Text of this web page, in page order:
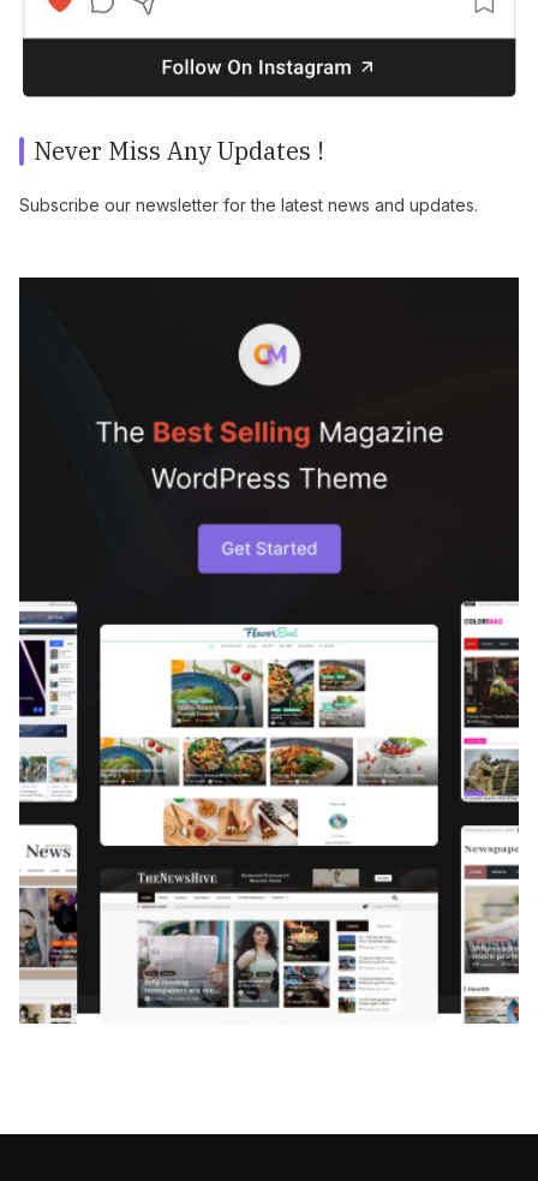
Never Miss Any Updates !
Subscribe our newsletter for the latest news and updates.